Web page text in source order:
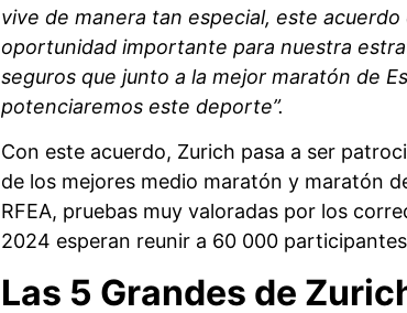
vive de manera tan especial, este acuerdo
oportunidad importante para nuestra
seguros que junto a la mejor maratón de
potenciaremos este deporte”.
Con este acuerdo, Zurich pasa a ser
de los mejores medio maratón y maratón
RFEA, pruebas muy valoradas por los
2024 esperan reunir a 60 000
Las 5 Grandes de